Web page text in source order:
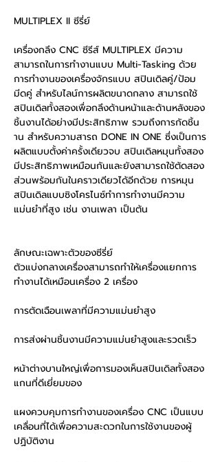
MULTIPLEX II ซีรี่ย์
เครื่องกลึง CNC ซีรีส์ MULTIPLEX มีความ
สามารถในการทำงานแบบ Multi-Tasking ด้วย
การทำงานของเครื่องจักรแบบ สปินเดิลคู่/ป้อม
มีดคู่ สำหรับไลน์การผลิตขนาดกลาง สามารถใช้
สปินเดิลทั้งสองเพื่อกลึงด้านหน้าและด้านหลังของ
ชิ้นงานได้อย่างมีประสิทธิภาพ รวมถึงการกัดชิ้น
าน สำหรับความสารถ DONE IN ONE ซึ่งเป็นการ
ผลิตแบบตั้งค่าครั้งเดียวจบ สปินเดิลหมุนทั้งสอง
มีประสิทธิภาพเหมือนกันและยังสามารถใช้ตัดสอง
ส่วนพร้อมกันในคราวเดียวได้อีกด้วย การหมุน
สปินเดิลแบบซิงโครไนซ์ทำการทำงานมีความ
แม่นยำที่สูง เช่น งานเพลา เป็นต้น
ลักษณะเฉพาะตัวของซีรี่ย์
ตัวแบ่งกลางเครื่องสามารถทำให้เครื่องแยกการ
ทำงานได้เหมือนเครื่อง 2 เครื่อง
การตัดเฉือนเพลาที่มีความแม่นยำสูง
การส่งผ่านชิ้นงานมีความแม่นยำสูงและรวดเร็ว
หน้าต่างบานใหญ่เพื่อการมองเห็นสปินเดิลทั้งสอง
แกนที่ดีเยี่ยมของ
แผงควบคุมการทำงานของเครื่อง CNC เป็นแบบ
เคลื่อนที่ได้เพื่อความสะดวกในการใช้งานของผู้
ปฏิบัติงาน